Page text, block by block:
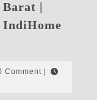
Barat |
IndiHome
Comment